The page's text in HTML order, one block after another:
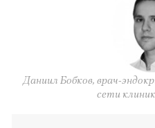
Даниил Бобков, врач-
сети